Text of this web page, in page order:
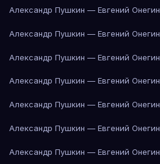
Александр Пушкин — Евгений Онегин
Александр Пушкин — Евгений Онегин
Александр Пушкин — Евгений Онегин
Александр Пушкин — Евгений Онегин
Александр Пушкин — Евгений Онегин
Александр Пушкин — Евгений Онегин
Александр Пушкин — Евгений Онегин